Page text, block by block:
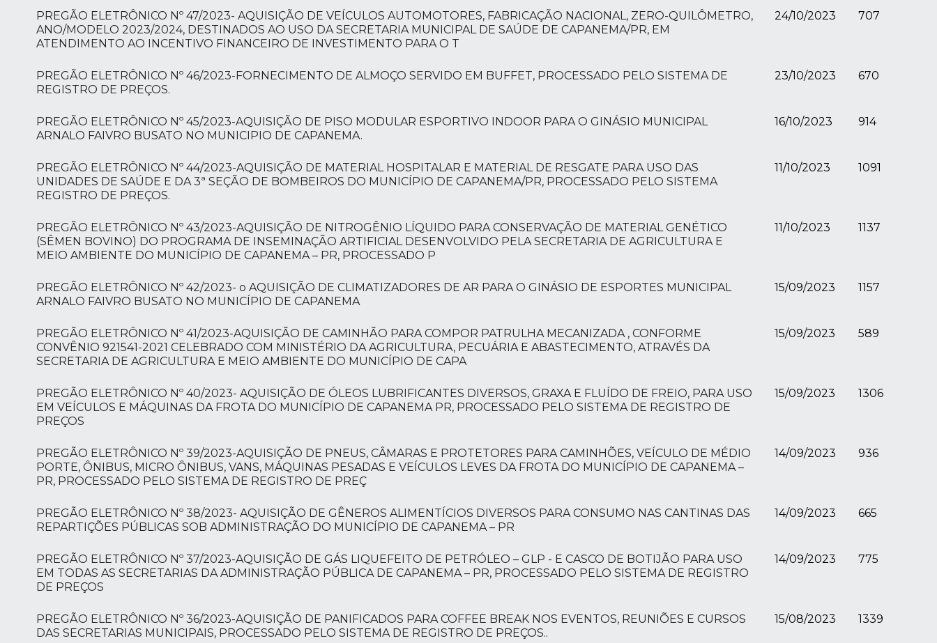
PREGÃO ELETRÔNICO Nº 47/2023- AQUISIÇÃO DE VEÍCULOS AUTOMOTORES, FABRICAÇÃO NACIONAL, ZERO-QUILÔMETRO,
ANO/MODELO 2023/2024, DESTINADOS AO USO DA SECRETARIA MUNICIPAL DE SAÚDE DE CAPANEMA/PR, EM
ATENDIMENTO AO INCENTIVO FINANCEIRO DE INVESTIMENTO PARA O T
24/10/2023 707
PREGÃO ELETRÔNICO Nº 46/2023-FORNECIMENTO DE ALMOÇO SERVIDO EM BUFFET, PROCESSADO PELO SISTEMA DE
REGISTRO DE PREÇOS.
23/10/2023 670
PREGÃO ELETRÔNICO Nº 45/2023-AQUISIÇÃO DE PISO MODULAR ESPORTIVO INDOOR PARA O GINÁSIO MUNICIPAL
ARNALO FAIVRO BUSATO NO MUNICIPIO DE CAPANEMA.
16/10/2023 914
PREGÃO ELETRÔNICO Nº 44/2023-AQUISIÇÃO DE MATERIAL HOSPITALAR E MATERIAL DE RESGATE PARA USO DAS
UNIDADES DE SAÚDE E DA 3ª SEÇÃO DE BOMBEIROS DO MUNICÍPIO DE CAPANEMA/PR, PROCESSADO PELO SISTEMA
REGISTRO DE PREÇOS.
11/10/2023 1091
PREGÃO ELETRÔNICO Nº 43/2023-AQUISIÇÃO DE NITROGÊNIO LÍQUIDO PARA CONSERVAÇÃO DE MATERIAL GENÉTICO
(SÊMEN BOVINO) DO PROGRAMA DE INSEMINAÇÃO ARTIFICIAL DESENVOLVIDO PELA SECRETARIA DE AGRICULTURA E
MEIO AMBIENTE DO MUNICÍPIO DE CAPANEMA – PR, PROCESSADO P
11/10/2023 1137
PREGÃO ELETRÔNICO Nº 42/2023- o AQUISIÇÃO DE CLIMATIZADORES DE AR PARA O GINÁSIO DE ESPORTES MUNICIPAL
ARNALO FAIVRO BUSATO NO MUNICÍPIO DE CAPANEMA
15/09/2023 1157
PREGÃO ELETRÔNICO Nº 41/2023-AQUISIÇÃO DE CAMINHÃO PARA COMPOR PATRULHA MECANIZADA , CONFORME
CONVÊNIO 921541-2021 CELEBRADO COM MINISTÉRIO DA AGRICULTURA, PECUÁRIA E ABASTECIMENTO, ATRAVÉS DA
SECRETARIA DE AGRICULTURA E MEIO AMBIENTE DO MUNICÍPIO DE CAPA
15/09/2023 589
PREGÃO ELETRÔNICO Nº 40/2023- AQUISIÇÃO DE ÓLEOS LUBRIFICANTES DIVERSOS, GRAXA E FLUÍDO DE FREIO, PARA USO
EM VEÍCULOS E MÁQUINAS DA FROTA DO MUNICÍPIO DE CAPANEMA PR, PROCESSADO PELO SISTEMA DE REGISTRO DE
PREÇOS
15/09/2023 1306
PREGÃO ELETRÔNICO Nº 39/2023-AQUISIÇÃO DE PNEUS, CÂMARAS E PROTETORES PARA CAMINHÕES, VEÍCULO DE MÉDIO
PORTE, ÔNIBUS, MICRO ÔNIBUS, VANS, MÁQUINAS PESADAS E VEÍCULOS LEVES DA FROTA DO MUNICÍPIO DE CAPANEMA –
PR, PROCESSADO PELO SISTEMA DE REGISTRO DE PREÇ
14/09/2023 936
PREGÃO ELETRÔNICO Nº 38/2023- AQUISIÇÃO DE GÊNEROS ALIMENTÍCIOS DIVERSOS PARA CONSUMO NAS CANTINAS DAS
REPARTIÇÕES PÚBLICAS SOB ADMINISTRAÇÃO DO MUNICÍPIO DE CAPANEMA – PR
14/09/2023 665
PREGÃO ELETRÔNICO Nº 37/2023-AQUISIÇÃO DE GÁS LIQUEFEITO DE PETRÓLEO – GLP - E CASCO DE BOTIJÃO PARA USO
EM TODAS AS SECRETARIAS DA ADMINISTRAÇÃO PÚBLICA DE CAPANEMA – PR, PROCESSADO PELO SISTEMA DE REGISTRO
DE PREÇOS
14/09/2023 775
PREGÃO ELETRÔNICO Nº 36/2023-AQUISIÇÃO DE PANIFICADOS PARA COFFEE BREAK NOS EVENTOS, REUNIÕES E CURSOS
DAS SECRETARIAS MUNICIPAIS, PROCESSADO PELO SISTEMA DE REGISTRO DE PREÇOS..
15/08/2023 1339